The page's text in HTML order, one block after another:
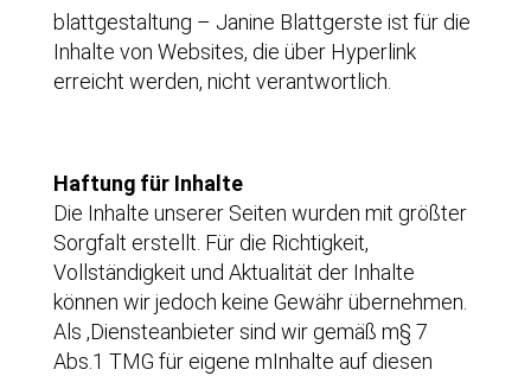
blattgestaltung – Janine Blattgerste ist für die
Inhalte von Websites, die über Hyperlink
erreicht werden, nicht verantwortlich.
Haftung für Inhalte
Die Inhalte unserer Seiten wurden mit größter
Sorgfalt erstellt. Für die Richtigkeit,
Vollständigkeit und Aktualität der Inhalte
können wir jedoch keine Gewähr übernehmen.
Als ,Diensteanbieter sind wir gemäß m§ 7
Abs.1 TMG für eigene mInhalte auf diesen